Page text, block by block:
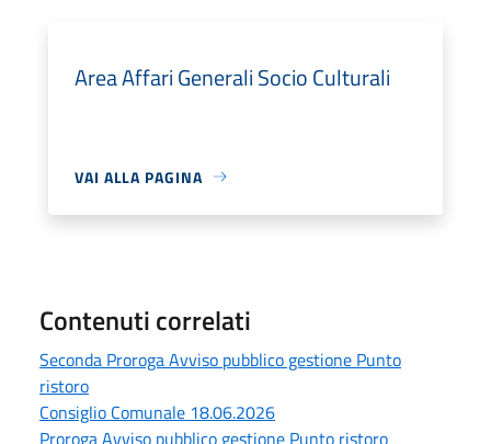
Area Affari Generali Socio Culturali
VAI ALLA PAGINA
Contenuti correlati
Seconda Proroga Avviso pubblico gestione Punto
ristoro
Consiglio Comunale 18.06.2026
Proroga Avviso pubblico gestione Punto ristoro